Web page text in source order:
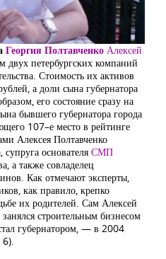
Георгия Полтавченко Алексей
двух петербургских компаний
Стоимость их активов
а доли сына губернатора
его состояние сразу на
бывшего губернатора города
107–е место в рейтинге
Алексея Полтавченко
основателя СМП
а также совладелец
Как отмечают эксперты,
как правило, крепко
их родителей. Сам Алексей
строительным бизнесом
губернатором, — в 2004
6).